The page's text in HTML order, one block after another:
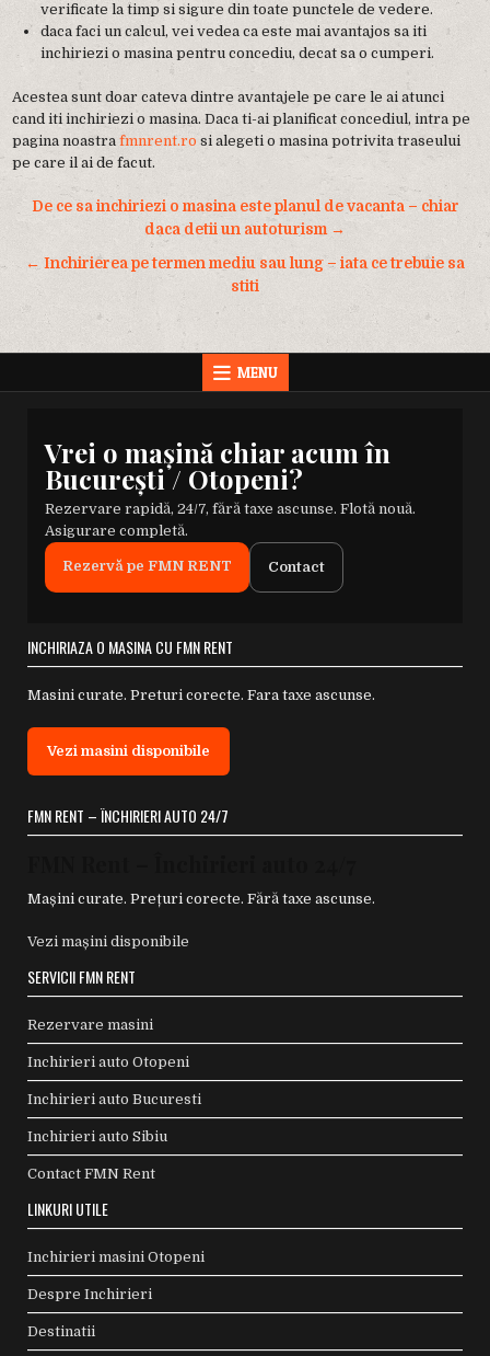
verificate la timp si sigure din toate punctele de vedere.
daca faci un calcul, vei vedea ca este mai avantajos sa iti
inchiriezi o masina pentru concediu, decat sa o cumperi.
Acestea sunt doar cateva dintre avantajele pe care le ai atunci
cand iti inchiriezi o masina. Daca ti-ai planificat concediul, intra pe
pagina noastrafmnrent.ro si alegeti o masina potrivita traseului
pe care il ai de facut.
Navigare
articole
De ce sa inchiriezi o masina este planul de vacanta – chiar
daca detii un autoturism →
← Inchirierea pe termen mediu sau lung – iata ce trebuie sa
stiti
MENU
Vrei o mașină chiar acum în
București / Otopeni?
Rezervare rapidă, 24/7, fără taxe ascunse. Flotă nouă.
Asigurare completă.
Rezervă pe FMN RENT Contact
INCHIRIAZA O MASINA CU FMN RENT
Masini curate. Preturi corecte. Fara taxe ascunse.
Vezi masini disponibile
FMN RENT – ÎNCHIRIERI AUTO 24/7
Mașini curate. Prețuri corecte. Fără taxe ascunse.
Vezi mașini disponibile
SERVICII FMN RENT
Rezervare masini
Inchirieri auto Otopeni
Inchirieri auto Bucuresti
Inchirieri auto Sibiu
Contact FMN Rent
LINKURI UTILE
Inchirieri masini Otopeni
Despre Inchirieri
Destinatii